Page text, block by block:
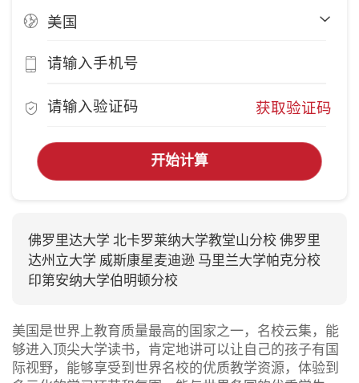
获取验证码
开始计算
佛罗里达大学 北卡罗莱纳大学教堂山分校 佛罗里
达州立大学 威斯康星麦迪逊 马里兰大学帕克分校
印第安纳大学伯明顿分校
美国是世界上教育质量最高的国家之一，名校云集，能
够进入顶尖大学读书，肯定地讲可以让自己的孩子有国
际视野，能够享受到世界名校的优质教学资源，体验到